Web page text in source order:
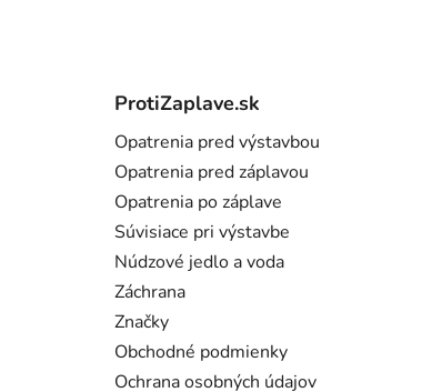
ProtiZaplave.sk
Opatrenia pred výstavbou
Opatrenia pred záplavou
Opatrenia po záplave
Súvisiace pri výstavbe
Núdzové jedlo a voda
Záchrana
Značky
Obchodné podmienky
Ochrana osobných údajov